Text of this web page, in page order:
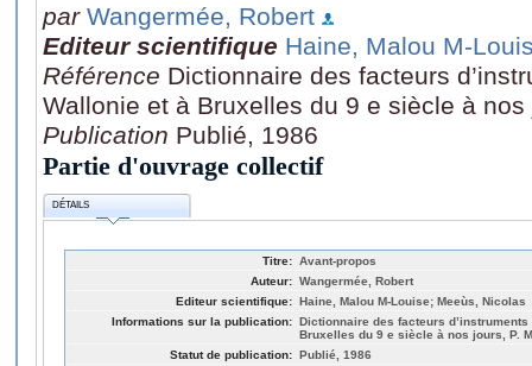
par Wangermée, Robert
Editeur scientifique Haine, Malou M-
Référence Dictionnaire des facteurs
Wallonie et à Bruxelles du 9 e siècle à
Publication Publié, 1986
Partie d'ouvrage collectif
DÉTAILS
Titre: Avant-propos
Auteur: Wangermée, Robert
Editeur scientifique: Haine, Malou M-Louise; Meeùs, Nicolas
Informations sur la publication: Dictionnaire des facteurs
Bruxelles du 9 e siècle à nos jours, P.
Statut de publication: Publié, 1986